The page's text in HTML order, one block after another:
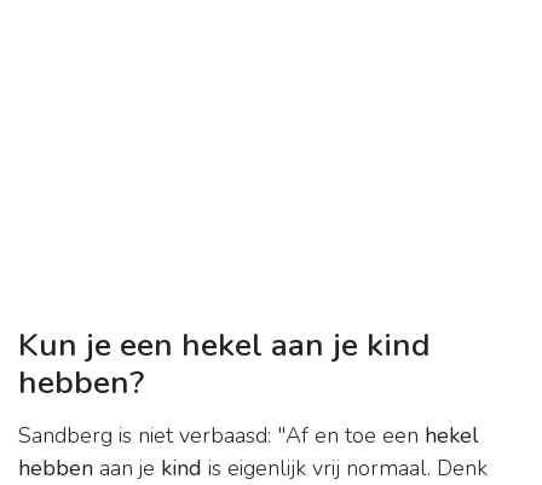
Kun je een hekel aan je kind
hebben?
Sandberg is niet verbaasd: "Af en toe een hekel
hebben aan je kind is eigenlijk vrij normaal. Denk